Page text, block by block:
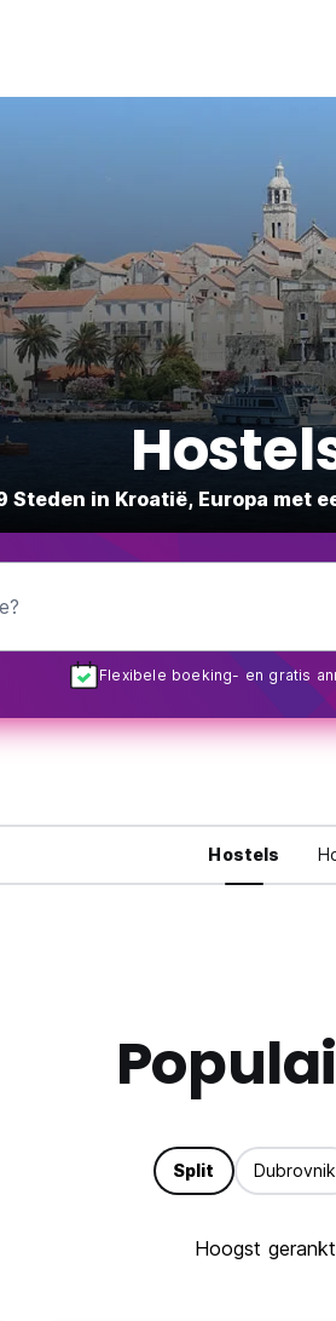
Steden in Kroatië, Europa
Flexibele boeking- en gratis
Hostels
Split Dubrovnik
Hoogst